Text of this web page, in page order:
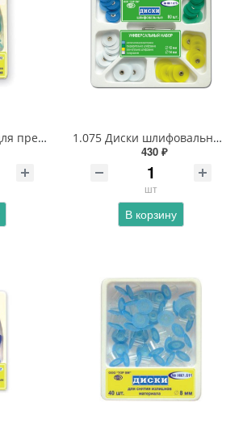
1.612 Диски «НК» для предварительного шлифования 8 мм (пластиковая втулка)
1.075 Диски шлифовальные (металлическая втулка)
430 ₽
шт
В корзину